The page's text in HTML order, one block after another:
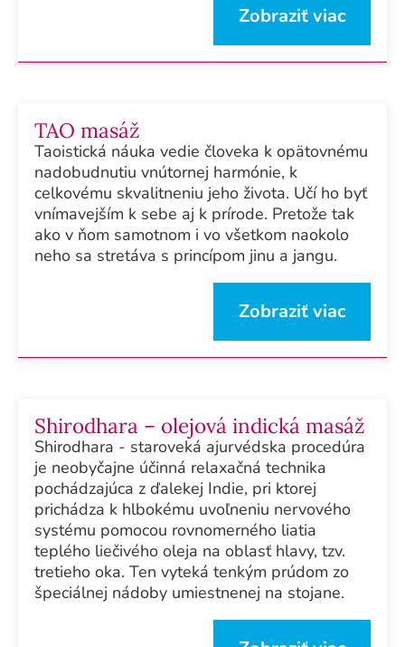
Zobraziť viac
TAO masáž
Taoistická náuka vedie človeka k opätovnému
nadobudnutiu vnútornej harmónie, k
celkovému skvalitneniu jeho života. Učí ho byť
vnímavejším k sebe aj k prírode. Pretože tak
ako v ňom samotnom i vo všetkom naokolo
neho sa stretáva s princípom jinu a jangu.
Zobraziť viac
Shirodhara – olejová indická masáž
Shirodhara - staroveká ajurvédska procedúra
je neobyčajne účinná relaxačná technika
pochádzajúca z ďalekej Indie, pri ktorej
prichádza k hlbokému uvoľneniu nervového
systému pomocou rovnomerného liatia
teplého liečivého oleja na oblasť hlavy, tzv.
tretieho oka. Ten vyteká tenkým prúdom zo
špeciálnej nádoby umiestnenej na stojane.